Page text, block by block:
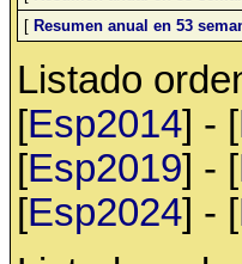
[ Resumen anual en 53
Listado
[Esp2014] - [
[Esp2019] - [
[Esp2024] - [